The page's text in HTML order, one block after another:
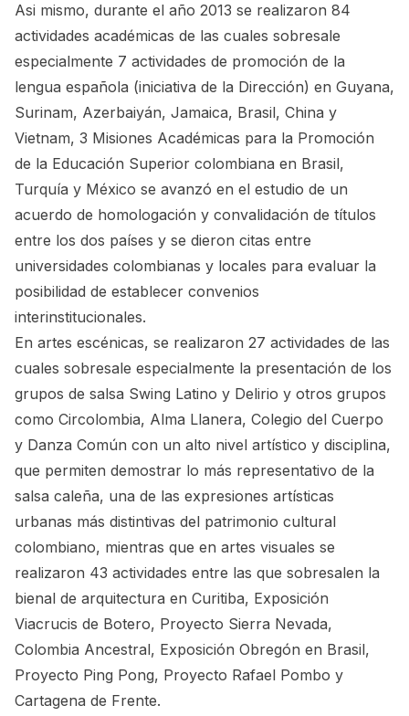
Asi mismo, durante el año 2013 se realizaron 84
actividades académicas de las cuales sobresale
especialmente 7 actividades de promoción de la
lengua española (iniciativa de la Dirección) en Guyana,
Surinam, Azerbaiyán, Jamaica, Brasil, China y
Vietnam, 3 Misiones Académicas para la Promoción
de la Educación Superior colombiana en Brasil,
Turquía y México se avanzó en el estudio de un
acuerdo de homologación y convalidación de títulos
entre los dos países y se dieron citas entre
universidades colombianas y locales para evaluar la
posibilidad de establecer convenios
interinstitucionales.
En artes escénicas, se realizaron 27 actividades de las
cuales sobresale especialmente la presentación de los
grupos de salsa Swing Latino y Delirio y otros grupos
como Circolombia, Alma Llanera, Colegio del Cuerpo
y Danza Común con un alto nivel artístico y disciplina,
que permiten demostrar lo más representativo de la
salsa caleña, una de las expresiones artísticas
urbanas más distintivas del patrimonio cultural
colombiano, mientras que en artes visuales se
realizaron 43 actividades entre las que sobresalen la
bienal de arquitectura en Curitiba, Exposición
Viacrucis de Botero, Proyecto Sierra Nevada,
Colombia Ancestral, Exposición Obregón en Brasil,
Proyecto Ping Pong, Proyecto Rafael Pombo y
Cartagena de Frente.